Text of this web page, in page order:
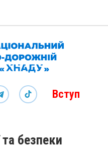
Вступ
та безпеки